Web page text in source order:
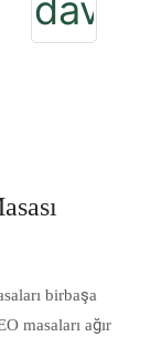
birbaşa
masaları ağır